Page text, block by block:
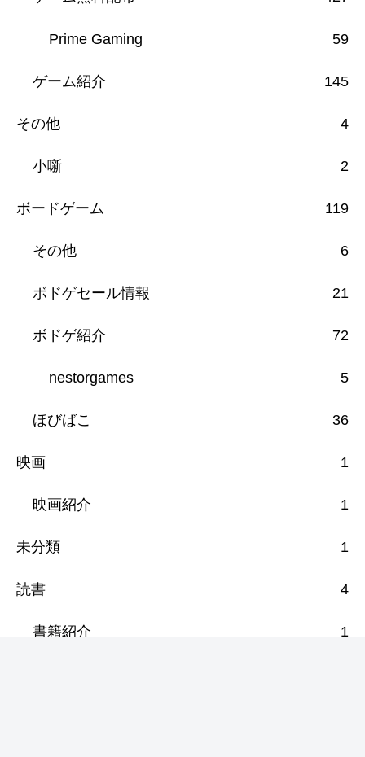
Prime Gaming 59
ゲーム紹介 145
その他 4
小噺 2
ボードゲーム 119
その他 6
ボドゲセール情報 21
ボドゲ紹介 72
nestorgames 5
ほびばこ 36
映画 1
映画紹介 1
未分類 1
読書 4
書籍紹介 1